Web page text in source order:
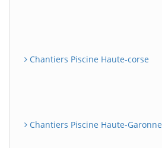
Chantiers Piscine Haute-corse
Chantiers Piscine Haute-Garonne